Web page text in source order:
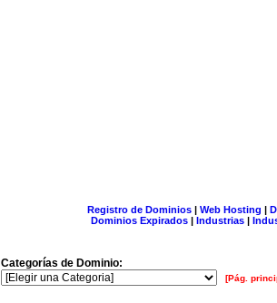
Registro de Dominios| Web Hosting |
Dominios Expirados | Industrias |
Categorías de Dominio:
[Pág.